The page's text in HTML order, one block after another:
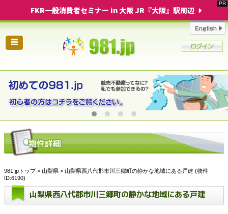
FKR一般消費者セミナー in 大阪 JR『大阪』駅周辺
☰
981.jpトップ> 山梨県 > 山梨県西八代郡市川三郷町の静かな地域にある戸建 (物件
ID:6190)
山梨県西八代郡市川三郷町の静かな地域にある戸建